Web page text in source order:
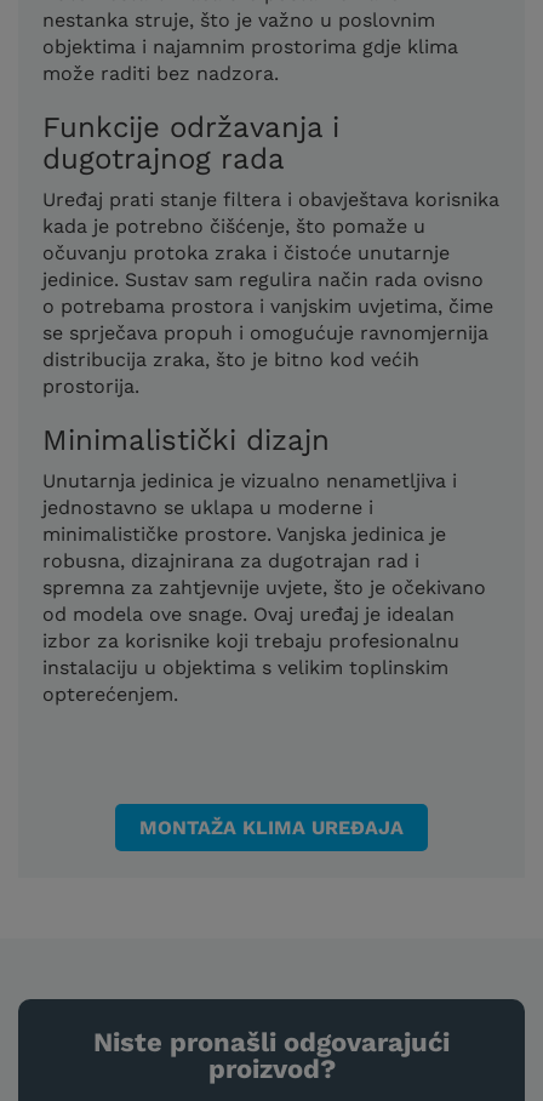
nestanka struje, što je važno u poslovnim
objektima i najamnim prostorima gdje klima
može raditi bez nadzora.
Funkcije održavanja i
dugotrajnog rada
Uređaj prati stanje filtera i obavještava korisnika
kada je potrebno čišćenje, što pomaže u
očuvanju protoka zraka i čistoće unutarnje
jedinice. Sustav sam regulira način rada ovisno
o potrebama prostora i vanjskim uvjetima, čime
se sprječava propuh i omogućuje ravnomjernija
distribucija zraka, što je bitno kod većih
prostorija.
Minimalistički dizajn
Unutarnja jedinica je vizualno nenametljiva i
jednostavno se uklapa u moderne i
minimalističke prostore. Vanjska jedinica je
robusna, dizajnirana za dugotrajan rad i
spremna za zahtjevnije uvjete, što je očekivano
od modela ove snage. Ovaj uređaj je idealan
izbor za korisnike koji trebaju profesionalnu
instalaciju u objektima s velikim toplinskim
opterećenjem.
MONTAŽA KLIMA UREĐAJA
Niste pronašli odgovarajući
proizvod?